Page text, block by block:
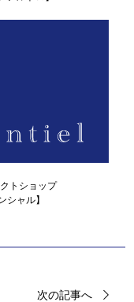
トショップ
ャル】
次の記事へ